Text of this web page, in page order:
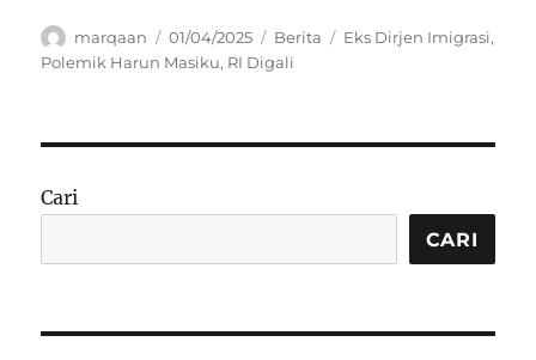
Author
marqaan
Posted
on
01/04/2025 Categories
Berita Tags
Eks Dirjen Imigrasi,
Polemik Harun Masiku, RI Digali
Cari
CARI